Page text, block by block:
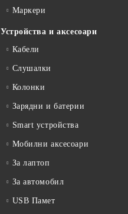
Маркери
Устройства и аксесоари
Кабели
Слушалки
Колонки
Зарядни и батерии
Smart устройства
Мобилни аксесоари
За лаптоп
За автомобил
USB Памет